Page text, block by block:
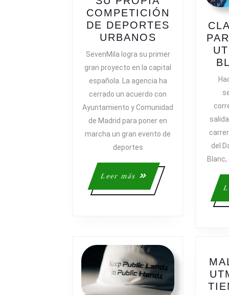
COMPETICIÓN
DE DEPORTES
URBANOS
SE
CON
SEVENMILA
PARA
LANZAR
SU
PROPIA
DEPORTES
URBANOS
SevenMila logra su primer
gran proyecto en la capital
española. La agencia ha
cerrado un acuerdo con
Ayuntamiento y Comunidad
de Madrid para poner en
marcha un gran evento de
deportes
Leer más
Leer
más
del